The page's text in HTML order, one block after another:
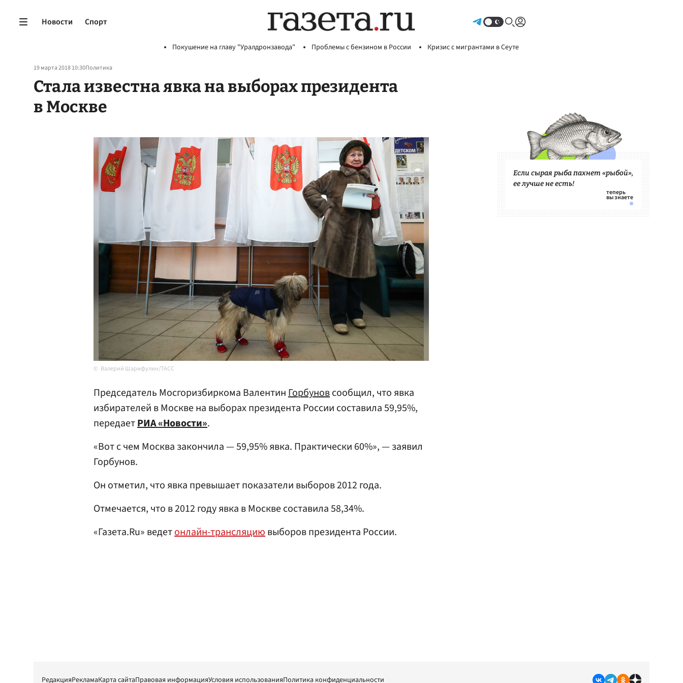
Новости Спорт
Покушение на главу "Уралдронзавода" Проблемы с бензином в России Кризис с мигрантами в Сеуте
19 марта 2018 10:30Политика
Стала известна явка на выборах президента
в Москве
Валерий Шарифулин/ТАСС
Председатель Мосгоризбиркома ВалентинГорбуновсообщил, что явка
избирателей в Москве на выборах президента России составила 59,95%,
передаетРИА «Новости».
«Вот с чем Москва закончила — 59,95% явка. Практически 60%», — заявил
Горбунов.
Он отметил, что явка превышает показатели выборов 2012 года.
Отмечается, что в 2012 году явка в Москве составила 58,34%.
«Газета.Ru» ведетонлайн-трансляциювыборов президента России.
Если сырая рыба пахнет «рыбой»,
ее лучше не есть!
РедакцияРекламаКарта сайтаПравовая информацияУсловия использованияПолитика конфиденциальности